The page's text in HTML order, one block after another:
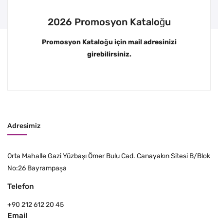
2026 Promosyon Kataloğu
Promosyon Kataloğu için mail adresinizi
girebilirsiniz.
Adresimiz
Orta Mahalle Gazi Yüzbaşı Ömer Bulu Cad. Canayakın Sitesi B/Blok
No:26 Bayrampaşa
Telefon
+90 212 612 20 45
Email